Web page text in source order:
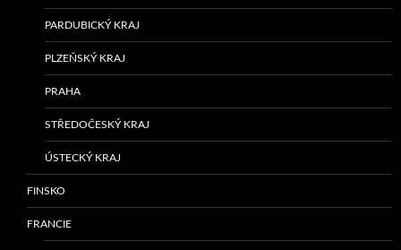
PARDUBICKÝ KRAJ
PLZEŇSKÝ KRAJ
PRAHA
STŘEDOČESKÝ KRAJ
ÚSTECKÝ KRAJ
FINSKO
FRANCIE